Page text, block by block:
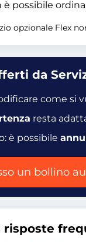
possibile
opzionale Flex
da
come si
resta
è possibile
un bollino
risposte